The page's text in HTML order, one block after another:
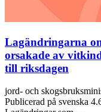
Lagändringarna
orsakade av
till riksdagen
jord- och
Publicerad på svenska